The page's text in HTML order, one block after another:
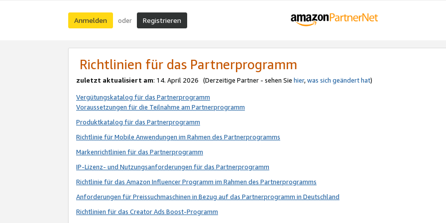
Anmelden oder Registrieren
Richtlinien für das Partnerprogramm
zuletzt aktualisiert am: 14. April 2026 (Derzeitige Partner - sehen Sie hier,was sich geändert hat)
Vergütungskatalog für das Partnerprogramm
Voraussetzungen für die Teilnahme am Partnerprogramm
Produktkatalog für das Partnerprogramm
Richtlinie für Mobile Anwendungen im Rahmen des Partnerprogramms
Markenrichtlinien für das Partnerprogramm
IP-Lizenz- und Nutzungsanforderungen für das Partnerprogramm
Richtlinie für das Amazon Influencer Programm im Rahmen des Partnerprogramms
Anforderungen für Preissuchmaschinen in Bezug auf das Partnerprogramm in Deutschland
Richtlinien für das Creator Ads Boost-Programm